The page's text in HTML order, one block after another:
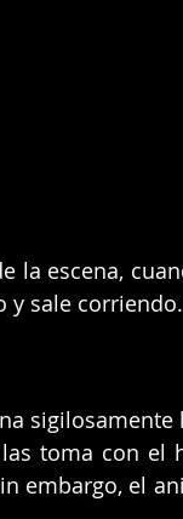
la escena,
y sale corriendo.
toma con el
embargo, el